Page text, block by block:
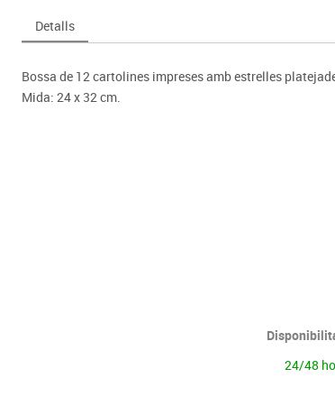
Videoprojecció
Taules escolars, abatibles i polivalents
Penjadors, prestatges i taquilles
Entrenament
Detalls
Bossa de 12 cartolines impreses amb estrelles
Mida: 24 x 32 cm.
24/48